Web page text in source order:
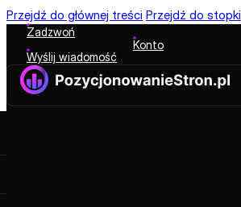
Przejdź do głównej treści Przejdź do stopki
Zadzwoń
Wyślij wiadomość
Konto